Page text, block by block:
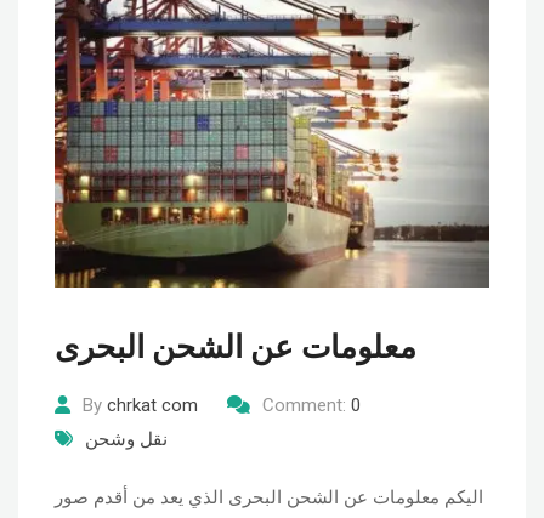
معلومات عن الشحن البحرى
By chrkat com Comment: 0
نقل وشحن
اليكم معلومات عن الشحن البحرى الذي يعد من أقدم صور